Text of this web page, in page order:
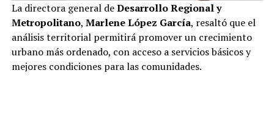
La directora general deDesarrollo Regional y
Metropolitano, Marlene López García, resaltó que el
análisis territorial permitirá promover un crecimiento
urbano más ordenado, con acceso a servicios básicos y
mejores condiciones para las comunidades.